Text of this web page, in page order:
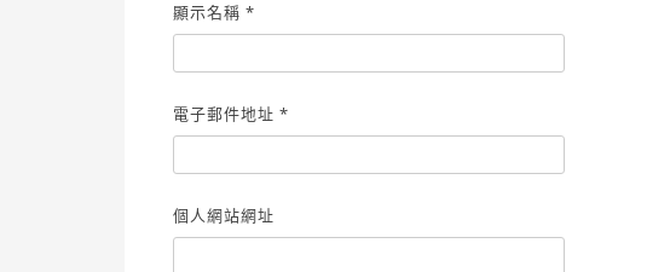
顯示名稱*
電子郵件地址*
個人網站網址